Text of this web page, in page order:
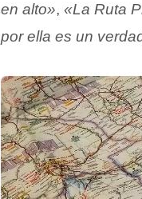
en alto», «La Ruta
por ella es un